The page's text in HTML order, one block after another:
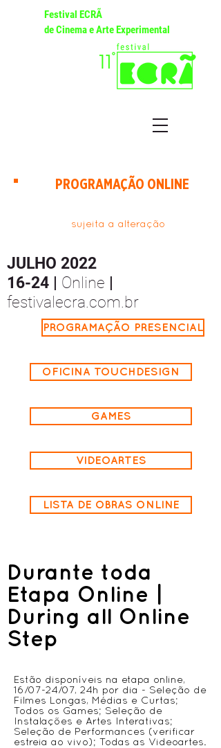
Festival ECRÃ
de Cinema e Arte Experimental
PROGRAMAÇÃO ONLINE
sujeita a alteração
JULHO 2022
16-24 | Online
festivalecra.com.br
PROGRAMAÇÃO PRESENCIAL
OFICINA TOUCHDESIGN
GAMES
VIDEOARTES
LISTA DE OBRAS ONLINE
Durante toda
Etapa Online |
During all Online
Step
Estão disponíveis na etapa online,
16/07-24/07, 24h por dia - Seleção de
Filmes Longas, Médias e Curtas;
Todos os Games; Seleção de
Instalações e Artes Interativas;
Seleção de Performances (verificar
estreia ao vivo); Todas as Videoartes.